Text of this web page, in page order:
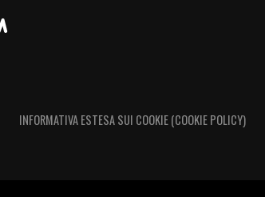
INFORMATIVA ESTESA SUI COOKIE (COOKIE POLICY)